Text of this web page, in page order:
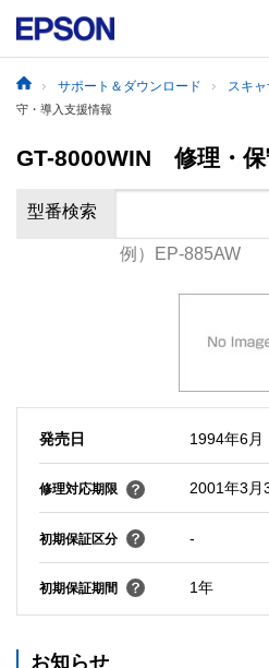
サポート＆ダウンロード スキ
守・導入支援情報
GT-8000WIN 修理・保
型番検索
例）EP-885AW
発売日 1994年6月
修理対応期限 2001年3月
初期保証区分 -
初期保証期間 1年
お知らせ